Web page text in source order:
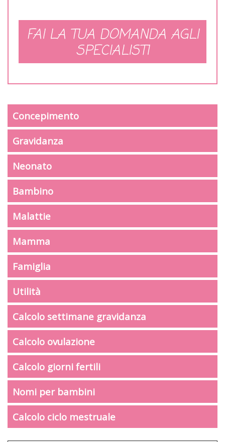
FAI LA TUA DOMANDA AGLI
SPECIALISTI
Concepimento
Gravidanza
Neonato
Bambino
Malattie
Mamma
Famiglia
Utilità
Calcolo settimane gravidanza
Calcolo ovulazione
Calcolo giorni fertili
Nomi per bambini
Calcolo ciclo mestruale